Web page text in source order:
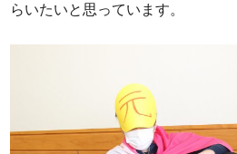
らいたいと思っています。